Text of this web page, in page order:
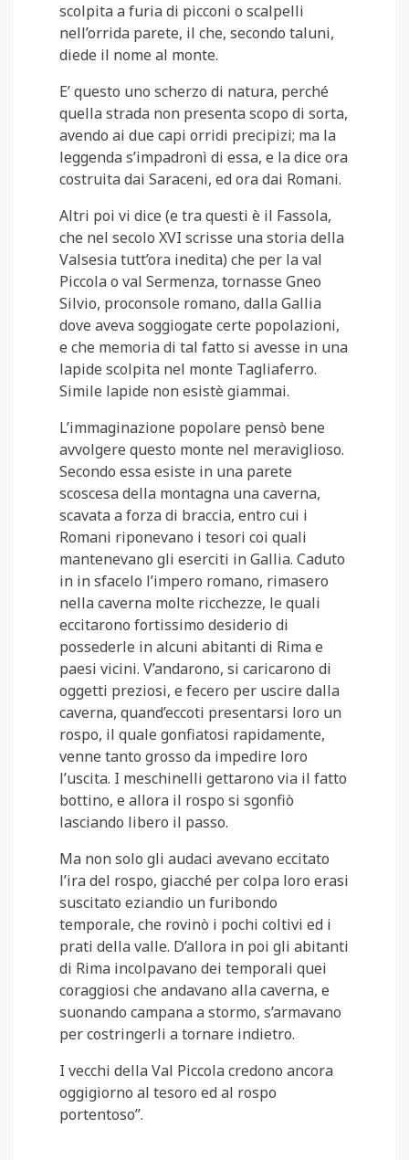
scolpita a furia di picconi o scalpelli
nell’orrida parete, il che, secondo taluni,
diede il nome al monte.
E’ questo uno scherzo di natura, perché
quella strada non presenta scopo di sorta,
avendo ai due capi orridi precipizi; ma la
leggenda s’impadronì di essa, e la dice ora
costruita dai Saraceni, ed ora dai Romani.
Altri poi vi dice (e tra questi è il Fassola,
che nel secolo XVI scrisse una storia della
Valsesia tutt’ora inedita) che per la val
Piccola o val Sermenza, tornasse Gneo
Silvio, proconsole romano, dalla Gallia
dove aveva soggiogate certe popolazioni,
e che memoria di tal fatto si avesse in una
lapide scolpita nel monte Tagliaferro.
Simile lapide non esistè giammai.
L’immaginazione popolare pensò bene
avvolgere questo monte nel meraviglioso.
Secondo essa esiste in una parete
scoscesa della montagna una caverna,
scavata a forza di braccia, entro cui i
Romani riponevano i tesori coi quali
mantenevano gli eserciti in Gallia. Caduto
in in sfacelo l’impero romano, rimasero
nella caverna molte ricchezze, le quali
eccitarono fortissimo desiderio di
possederle in alcuni abitanti di Rima e
paesi vicini. V’andarono, si caricarono di
oggetti preziosi, e fecero per uscire dalla
caverna, quand’eccoti presentarsi loro un
rospo, il quale gonfiatosi rapidamente,
venne tanto grosso da impedire loro
l’uscita. I meschinelli gettarono via il fatto
bottino, e allora il rospo si sgonfiò
lasciando libero il passo.
Ma non solo gli audaci avevano eccitato
l’ira del rospo, giacché per colpa loro erasi
suscitato eziandio un furibondo
temporale, che rovinò i pochi coltivi ed i
prati della valle. D’allora in poi gli abitanti
di Rima incolpavano dei temporali quei
coraggiosi che andavano alla caverna, e
suonando campana a stormo, s’armavano
per costringerli a tornare indietro.
I vecchi della Val Piccola credono ancora
oggigiorno al tesoro ed al rospo
portentoso”.